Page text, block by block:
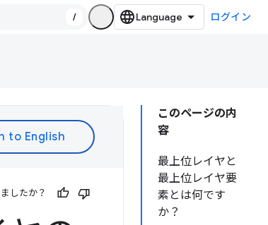
/ ログイン
このページの内
容
最上位レイヤと
最上位レイヤ要
素とは何です
か？
したか？